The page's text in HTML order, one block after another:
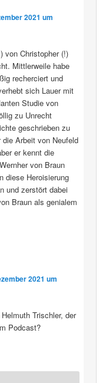
2021 um
von Christopher (!)
Mittlerweile habe
recherciert und
sich Lauer mit
Studie von
zu Unrecht
geschrieben zu
Arbeit von Neufeld
er kennt die
von Braun
diese Heroisierung
und zerstört dabei
Braun als genialem
2021 um
Trischler, der
Podcast?